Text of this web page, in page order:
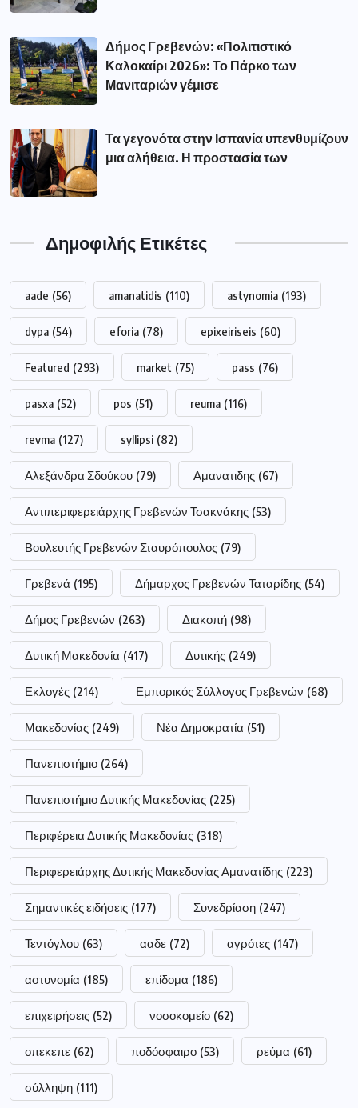
Δήμος Γρεβενών: «Πολιτιστικό
Καλοκαίρι 2026»: Το Πάρκο των
Μανιταριών γέμισε
Τα γεγονότα στην Ισπανία υπενθυμίζουν
μια αλήθεια. Η προστασία των
Δημοφιλής Ετικέτες
aade (56) amanatidis (110) astynomia (193)
dypa (54) eforia (78) epixeiriseis (60)
Featured (293) market (75) pass (76)
pasxa (52) pos (51) reuma (116)
revma (127) syllipsi (82)
Αλεξάνδρα Σδούκου (79) Αμανατιδης (67)
Αντιπεριφερειάρχης Γρεβενών Τσακνάκης (53)
Βουλευτής Γρεβενών Σταυρόπουλος (79)
Γρεβενά (195) Δήμαρχος Γρεβενών Ταταρίδης (54)
Δήμος Γρεβενών (263) Διακοπή (98)
Δυτική Μακεδονία (417) Δυτικής (249)
Εκλογές (214) Εμπορικός Σύλλογος Γρεβενών (68)
Μακεδονίας (249) Νέα Δημοκρατία (51)
Πανεπιστήμιο (264)
Πανεπιστήμιο Δυτικής Μακεδονίας (225)
Περιφέρεια Δυτικής Μακεδονίας (318)
Περιφερειάρχης Δυτικής Μακεδονίας Αμανατίδης (223)
Σημαντικές ειδήσεις (177) Συνεδρίαση (247)
Τεντόγλου (63) ααδε (72) αγρότες (147)
αστυνομία (185) επίδομα (186)
επιχειρήσεις (52) νοσοκομείο (62)
οπεκεπε (62) ποδόσφαιρο (53) ρεύμα (61)
σύλληψη (111)